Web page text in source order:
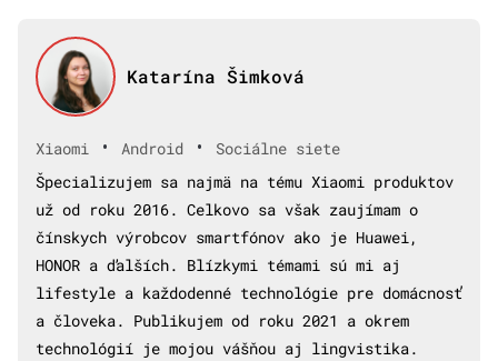
Katarína Šimková
Xiaomi • Android •
Sociálne siete
Špecializujem sa najmä na tému Xiaomi produktov
už od roku 2016. Celkovo sa však zaujímam o
čínskych výrobcov smartfónov ako je Huawei,
HONOR a ďalších. Blízkymi témami sú mi aj
lifestyle a každodenné technológie pre domácnosť
a človeka. Publikujem od roku 2021 a okrem
technológií je mojou vášňou aj lingvistika.